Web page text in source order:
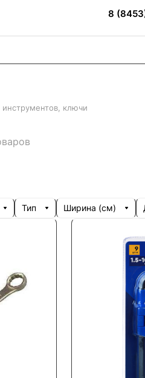
8
ключи
Тип Ширина (см)